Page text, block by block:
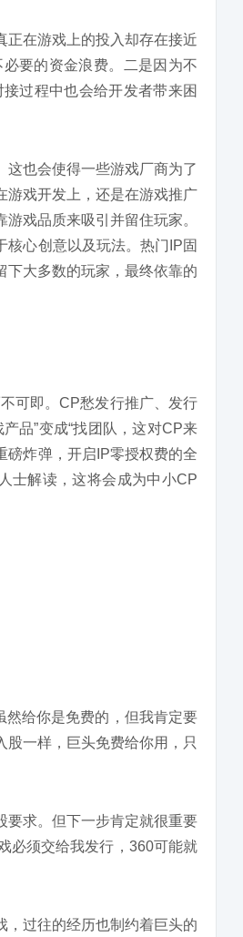
正在游戏上的投入却存在接近
要的资金浪费。二是因为不
过程中也会给开发者带来困
也会使得一些游戏厂商为了
游戏开发上，还是在游戏推广
戏品质来吸引并留住玩家。
心创意以及玩法。热门IP固
下大多数的玩家，最终依靠的
可即。CP愁发行推广、发行
品”变成“找团队，这对CP来
磅炸弹，开启IP零授权费的全
士解读，这将会成为中小CP
给你是免费的，但我肯定要
一样，巨头免费给你用，只
求。但下一步肯定就很重要
必须交给我发行，360可能就
过往的经历也制约着巨头的